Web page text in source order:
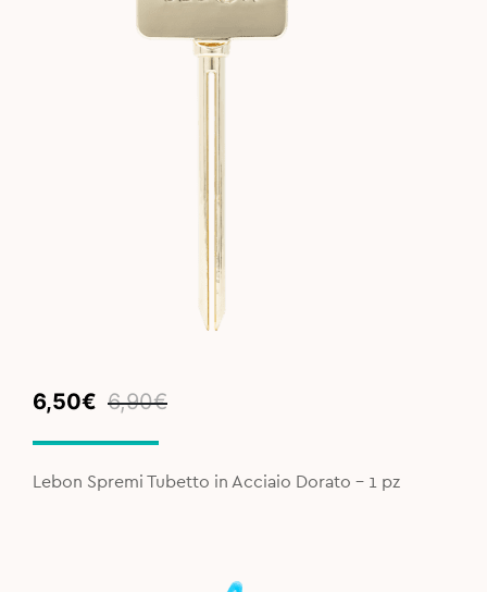
6,90€
Original
was:
6,90€.
6,50€
Current
is:
6,50€.
Lebon Spremi Tubetto in Acciaio Dorato - 1 pz